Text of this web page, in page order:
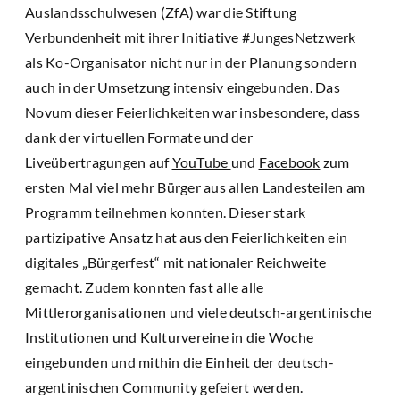
Auslandsschulwesen (ZfA) war die Stiftung
Verbundenheit mit ihrer Initiative #JungesNetzwerk
als Ko-Organisator nicht nur in der Planung sondern
auch in der Umsetzung intensiv eingebunden. Das
Novum dieser Feierlichkeiten war insbesondere, dass
dank der virtuellen Formate und der
Liveübertragungen aufYouTube und Facebook zum
ersten Mal viel mehr Bürger aus allen Landesteilen am
Programm teilnehmen konnten. Dieser stark
partizipative Ansatz hat aus den Feierlichkeiten ein
digitales „Bürgerfest“ mit nationaler Reichweite
gemacht. Zudem konnten fast alle alle
Mittlerorganisationen und viele deutsch-argentinische
Institutionen und Kulturvereine in die Woche
eingebunden und mithin die Einheit der deutsch-
argentinischen Community gefeiert werden.